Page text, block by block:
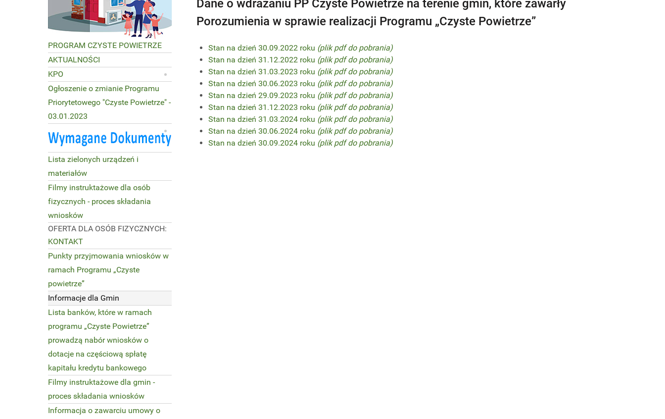
PROGRAM CZYSTE POWIETRZE
AKTUALNOŚCI
KPO
Ogłoszenie o zmianie Programu
Priorytetowego "Czyste Powietrze" -
03.01.2023
Lista zielonych urządzeń i
materiałów
Filmy instruktażowe dla osób
fizycznych - proces składania
wniosków
OFERTA DLA OSÓB FIZYCZNYCH:
KONTAKT
Punkty przyjmowania wniosków w
ramach Programu „Czyste
powietrze”
Informacje dla Gmin
Lista banków, które w ramach
programu „Czyste Powietrze”
prowadzą nabór wniosków o
dotacje na częściową spłatę
kapitału kredytu bankowego
Filmy instruktażowe dla gmin -
proces składania wniosków
Informacja o zawarciu umowy o
Dane o wdrażaniu PP Czyste Powietrze na terenie gmin, które zawarły
Porozumienia w sprawie realizacji Programu „Czyste Powietrze”
Stan na dzień 30.09.2022 roku (plik pdf do pobrania)
Stan na dzień 31.12.2022 roku (plik pdf do pobrania)
Stan na dzień 31.03.2023 roku (plik pdf do pobrania)
Stan na dzień 30.06.2023 roku (plik pdf do pobrania)
Stan na dzień 29.09.2023 roku (plik pdf do pobrania)
Stan na dzień 31.12.2023 roku (plik pdf do pobrania)
Stan na dzień 31.03.2024 roku (plik pdf do pobrania)
Stan na dzień 30.06.2024 roku (plik pdf do pobrania)
Stan na dzień 30.09.2024 roku (plik pdf do pobrania)